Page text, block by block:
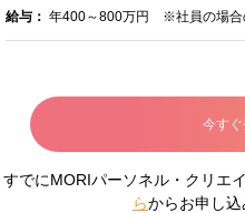
給与： 年400～800万円 ※社員の場合
今す
すでにMORIパーソネル・クリエ
らからお申し込